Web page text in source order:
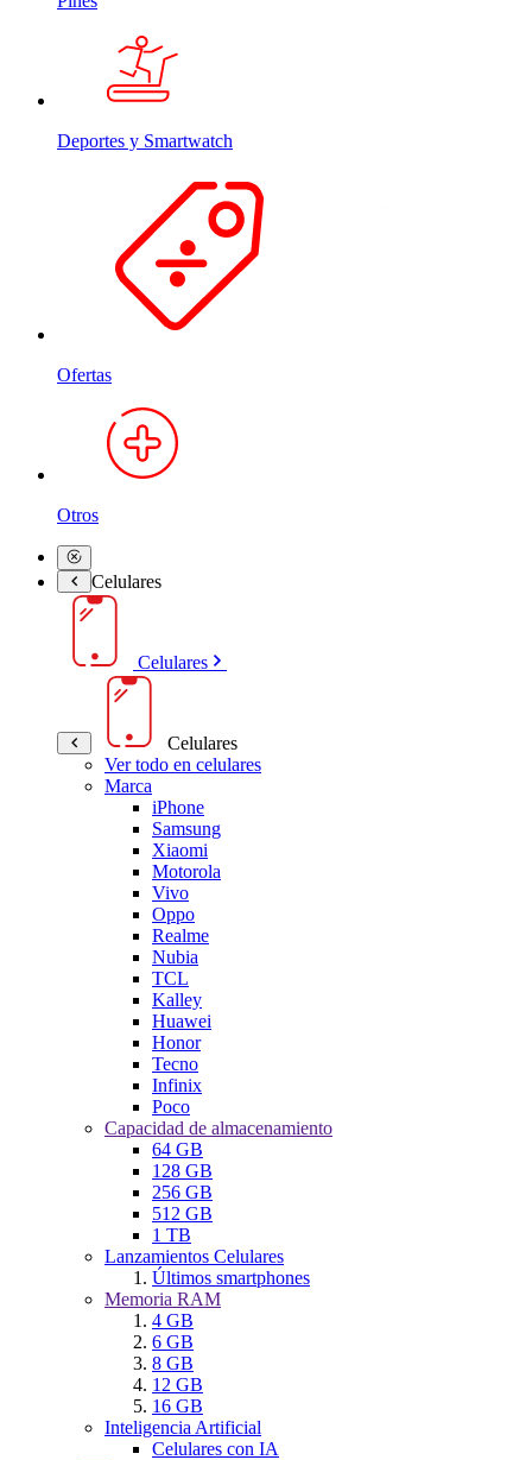
Deportes y Smartwatch
Ofertas
Otros
Celulares
Celulares
Celulares
Ver todo en celulares
Marca
iPhone
Samsung
Xiaomi
Motorola
Vivo
Oppo
Realme
Nubia
TCL
Kalley
Huawei
Honor
Tecno
Infinix
Poco
Capacidad de almacenamiento
64 GB
128 GB
256 GB
512 GB
1 TB
Lanzamientos Celulares
Últimos smartphones
Memoria RAM
4 GB
6 GB
8 GB
12 GB
16 GB
Inteligencia Artificial
Celulares con IA